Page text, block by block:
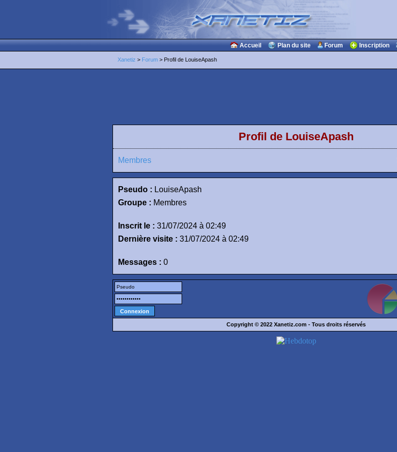
Accueil Plan du site Forum Inscription
Xanetiz > Forum > Profil de LouiseApash
Profil de LouiseApash
Membres
Pseudo : LouiseApash
Groupe : Membres
Inscrit le : 31/07/2024 à 02:49
Dernière visite : 31/07/2024 à 02:49
Messages : 0
Copyright © 2022 Xanetiz.com - Tous droits réservés